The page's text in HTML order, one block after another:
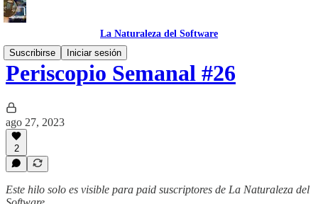
La Naturaleza del Software
Suscribirse
Iniciar sesión
Periscopio Semanal #26
ago 27, 2023
2
Este hilo solo es visible para paid suscriptores de La Naturaleza del